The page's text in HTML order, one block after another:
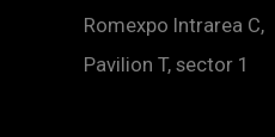
Romexpo Intrarea C,
Pavilion T, sector 1